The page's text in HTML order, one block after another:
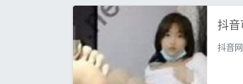
抖音
抖音